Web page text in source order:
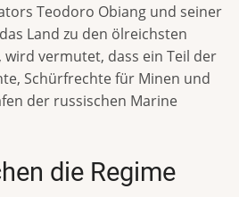
Teodoro Obiang und seiner
Land zu den ölreichsten
vermutet, dass ein Teil der
Schürfrechte für Minen und
der russischen Marine
die Regime